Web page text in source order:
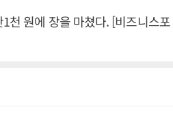
천 원에 장을 마쳤다. [비즈니스포